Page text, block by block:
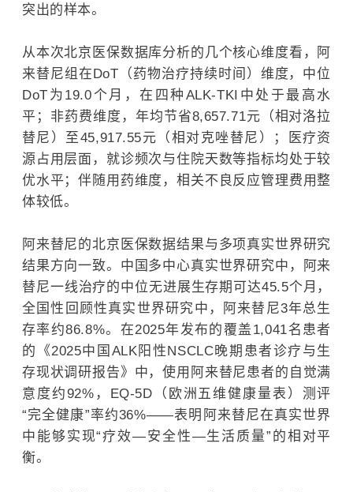
突出的样本。
从本次北京医保数据库分析的几个核心维度看，阿
来替尼组在DoT（药物治疗持续时间）维度，中位
DoT为19.0个月，在四种ALK-TKI中处于最高水
平；非药费维度，年均节省8,657.71元（相对洛拉
替尼）至45,917.55元（相对克唑替尼）；医疗资
源占用层面，就诊频次与住院天数等指标均处于较
优水平；伴随用药维度，相关不良反应管理费用整
体较低。
阿来替尼的北京医保数据结果与多项真实世界研究
结果方向一致。中国多中心真实世界研究中，阿来
替尼一线治疗的中位无进展生存期可达45.5个月，
全国性回顾性真实世界研究中，阿来替尼3年总生
存率约86.8%。在2025年发布的覆盖1,041名患者
的《2025中国ALK阳性NSCLC晚期患者诊疗与生
存现状调研报告》中，使用阿来替尼患者的自觉满
意度约92%，EQ-5D（欧洲五维健康量表）测评
“完全健康”率约36%——表明阿来替尼在真实世界
中能够实现“疗效—安全性—生活质量”的相对平
衡。